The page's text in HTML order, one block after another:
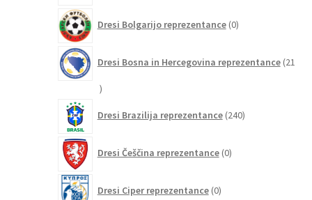
Dresi Bolgarijo reprezentance 0izdelkov
Dresi Bosna in Hercegovina reprezentance 21
21
Dresi Brazilija reprezentance 240izdelkov
Dresi Češčina reprezentance 0izdelkov
Dresi Ciper reprezentance 0izdelkov